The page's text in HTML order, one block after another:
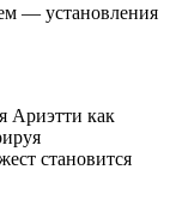
— установления
Ариэтти как
становится